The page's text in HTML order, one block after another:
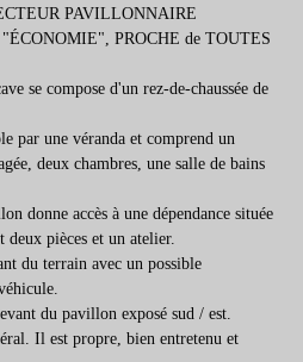
PAVILLONNAIRE
PROCHE de TOUTES
se compose d'un rez-de-chaussée de
par une véranda et comprend un
deux chambres, une salle de bains
donne accès à une dépendance située
pièces et un atelier.
du terrain avec un possible
du pavillon exposé sud / est.
Il est propre, bien entretenu et